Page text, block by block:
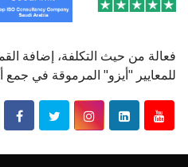
فعالة من حیث التكلفة، إضافة
للمعاییر "أیزو" المرموقة في جمع